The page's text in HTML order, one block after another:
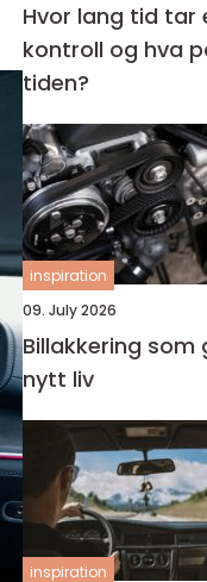
Hvor lang tid tar
kontroll og hva
tiden?
inspiration
09. July 2026
Billakkering som
nytt liv
inspiration